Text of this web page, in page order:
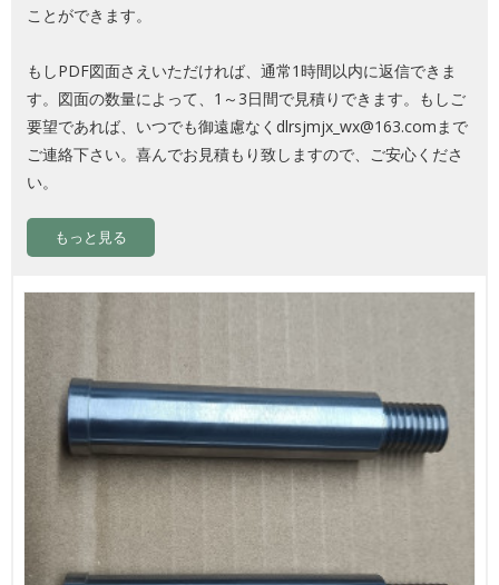
ことができます。
もしPDF図面さえいただければ、通常1時間以内に返信できま
す。図面の数量によって、1～3日間で見積りできます。もしご
要望であれば、いつでも御遠慮なく dlrsjmjx_wx@163.comまで
ご連絡下さい。喜んでお見積もり致しますので、ご安心くださ
い。
もっと見る